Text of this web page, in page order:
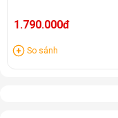
1.790.000đ
So sánh